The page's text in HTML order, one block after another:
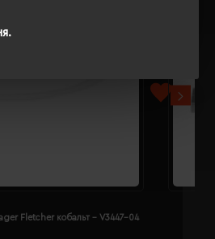
Fletcher кобальт - V3447-04